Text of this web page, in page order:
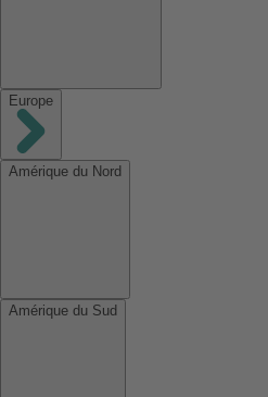
Europe
Amérique du Nord
Amérique du Sud